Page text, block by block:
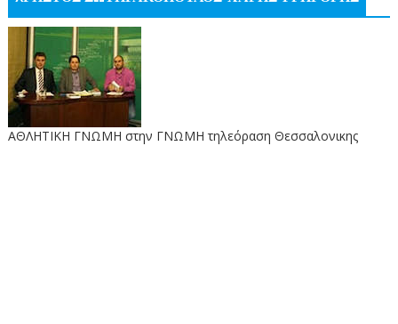
ΑΘΛΗΤΙΚΗ ΓΝΩΜΗ στην ΓΝΩΜΗ τηλεόραση Θεσσαλονικης